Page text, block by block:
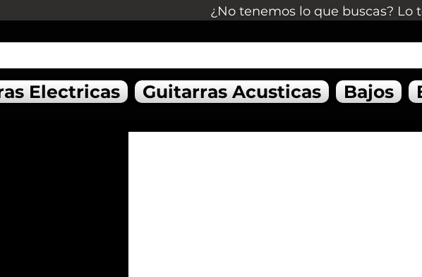
¿No tenemos lo que buscas? Lo
Electricas Guitarras Acusticas Bajos